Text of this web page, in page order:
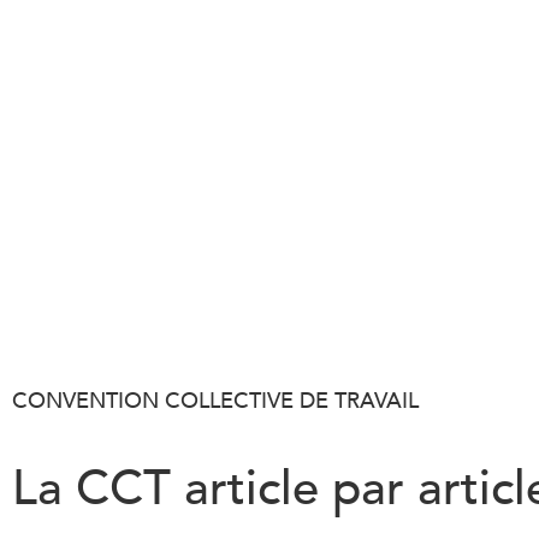
CONVENTION COLLECTIVE DE TRAVAIL
La CCT article par